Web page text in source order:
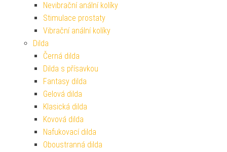
Nevibrační anální kolíky
Stimulace prostaty
Vibrační anální kolíky
Dilda
Černá dilda
Dilda s přísavkou
Fantasy dilda
Gelová dilda
Klasická dilda
Kovová dilda
Nafukovací dilda
Oboustranná dilda